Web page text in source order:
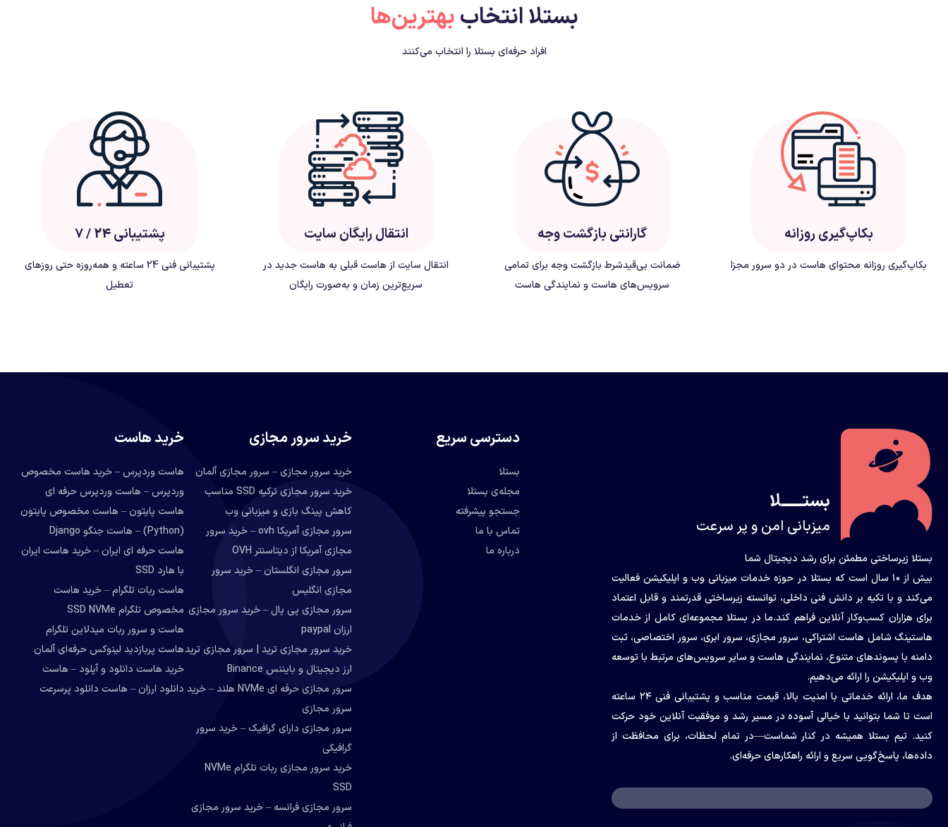
بستلا انتخاببهترین‌ها
افراد حرفه‌ای بستلا را انتخاب می‌کنند
بکاپ‌گیری روزانه
بکاپ‌گیری روزانه محتوای هاست در دو سرور مجزا
گارانتی بازگشت وجه
ضمانت بی‌قیدشرط بازگشت وجه برای تمامی
سرویس‌های هاست و نمایندگی هاست
انتقال رایگان سایت
انتقال سایت از هاست قبلی به هاست جدید در
سریع‌ترین زمان و به‌صورت رایگان
پشتیبانی 24 / 7
پشتیبانی فنی 24 ساعته و همه‌روزه حتی روزهای
تعطیل
بستــــــلا
میزبانی امن و پر سرعت
بستلا زیرساختی مطمئن برای رشد دیجیتال شما
بیش از ۱۰ سال است که بستلا در حوزه خدمات میزبانی وب و اپلیکیشن فعالیت
می‌کند و با تکیه بر دانش فنی داخلی، توانسته زیرساختی قدرتمند و قابل اعتماد
برای هزاران کسب‌وکار آنلاین فراهم کند.ما در بستلا مجموعه‌ای کامل از خدمات
هاستینگ شامل هاست اشتراکی، سرور مجازی، سرور ابری، سرور اختصاصی، ثبت
دامنه با پسوندهای متنوع، نمایندگی هاست و سایر سرویس‌های مرتبط با توسعه
وب و اپلیکیشن را ارائه می‌دهیم.
هدف ما، ارائه خدماتی با امنیت بالا، قیمت مناسب و پشتیبانی فنی ۲۴ ساعته
است تا شما بتوانید با خیالی آسوده در مسیر رشد و موفقیت آنلاین خود حرکت
کنید. تیم بستلا همیشه در کنار شماست—در تمام لحظات، برای محافظت از
داده‌ها، پاسخ‌گویی سریع و ارائه راهکارهای حرفه‌ای.
دسترسی سریع
بستلا
مجله‌ی بستلا
جستجو پیشرفته
تماس با ما
درباره ما
خرید سرور مجازی
خرید سرور مجازی – سرور مجازی آلمان
خرید سرور مجازی ترکیه SSD مناسب
کاهش پینگ بازی و میزبانی وب
سرور مجازی آمریکا ovh – خرید سرور
مجازی آمریکا از دیتاسنتر OVH
سرور مجازی انگلستان – خرید سرور
مجازی انگلیس
سرور مجازی پی پال – خرید سرور مجازی
ارزان paypal
خرید سرور مجازی ترید | سرور مجازی ترید
ارز دیجیتال و بایننس Binance
سرور مجازی حرفه ای NVMe هلند – خرید
سرور مجازی
سرور مجازی دارای گرافیک – خرید سرور
گرافیکی
خرید سرور مجازی ربات تلگرام NVMe
SSD
سرور مجازی فرانسه – خرید سرور مجازی
خرید هاست
هاست وردپرس – خرید هاست مخصوص
وردپرس – هاست وردپرس حرفه ای
هاست پایتون – هاست مخصوص پایتون
(Python) – هاست جنگو Django
هاست حرفه ای ایران – خرید هاست ایران
با هارد SSD
هاست ربات تلگرام – خرید هاست
مخصوص تلگرام SSD NVMe
هاست و سرور ربات میدلاین تلگرام
هاست پربازدید لینوکس حرفه‌ای آلمان
خرید هاست دانلود و آپلود – هاست
دانلود ارزان – هاست دانلود پرسرعت